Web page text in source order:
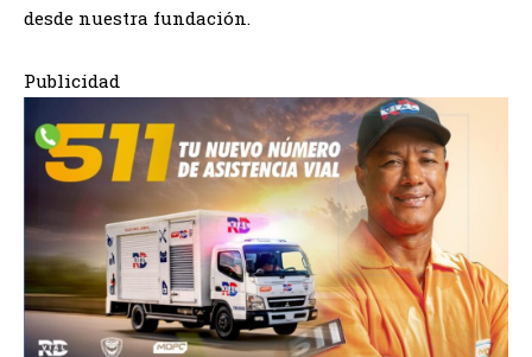
desde nuestra fundación.
Publicidad